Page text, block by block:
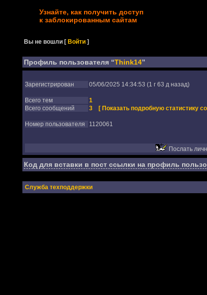
Узнайте, как получить доступ
к заблокированным сайтам
Вы не вошли [Войти ]
Профиль пользователя “Think14”
Зарегистрирован 05/06/2025 14:34:53 (1 г 63 д назад)
Всего тем
1
Всего сообщений
3 [ Показать подробную статистику
Номер пользователя 1120061
Послать
Код для вставки в пост ссылки на профиль
Служба техподдержки